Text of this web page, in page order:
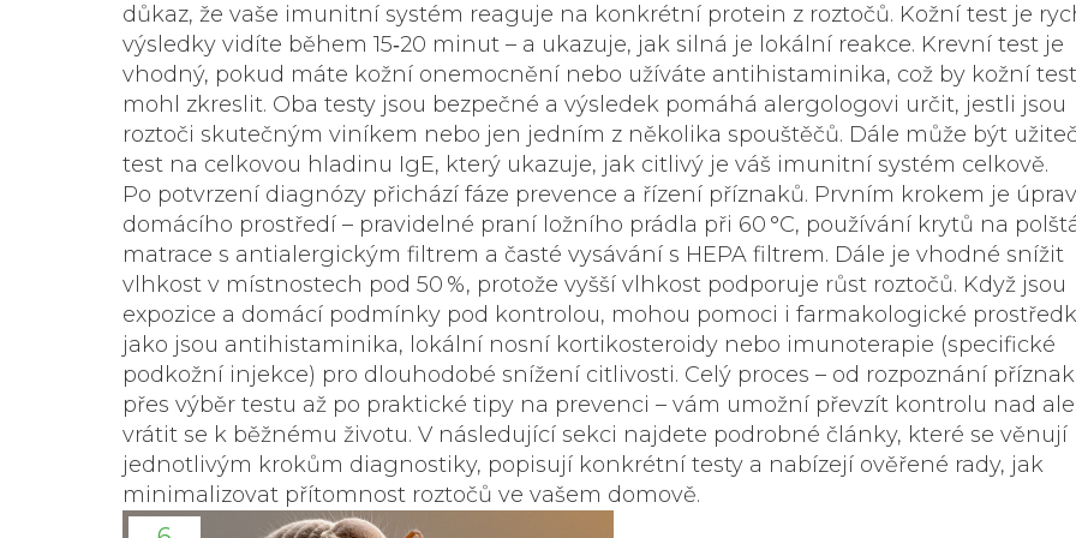
důkaz, že vaše imunitní systém reaguje na konkrétní protein z roztočů. Kožní test je
výsledky vidíte během 15‑20 minut – a ukazuje, jak silná je lokální reakce. Krevní test je
vhodný, pokud máte kožní onemocnění nebo užíváte antihistaminika, což by kožní test
mohl zkreslit. Oba testy jsou bezpečné a výsledek pomáhá alergologovi určit, jestli jsou
roztoči skutečným viníkem nebo jen jedním z několika spouštěčů. Dále může být
test na celkovou hladinu IgE, který ukazuje, jak citlivý je váš imunitní systém celkově.
Po potvrzení diagnózy přichází fáze prevence a řízení příznaků. Prvním krokem je
domácího prostředí – pravidelné praní ložního prádla při 60 °C, používání krytů na
matrace s antialergickým filtrem a časté vysávání s HEPA filtrem. Dále je vhodné snížit
vlhkost v místnostech pod 50 %, protože vyšší vlhkost podporuje růst roztočů. Když jsou
expozice a domácí podmínky pod kontrolou, mohou pomoci i farmakologické
jako jsou antihistaminika, lokální nosní kortikosteroidy nebo imunoterapie (specifické
podkožní injekce) pro dlouhodobé snížení citlivosti. Celý proces – od rozpoznání
přes výběr testu až po praktické tipy na prevenci – vám umožní převzít kontrolu nad
vrátit se k běžnému životu. V následující sekci najdete podrobné články, které se věnují
jednotlivým krokům diagnostiky, popisují konkrétní testy a nabízejí ověřené rady, jak
minimalizovat přítomnost roztočů ve vašem domově.